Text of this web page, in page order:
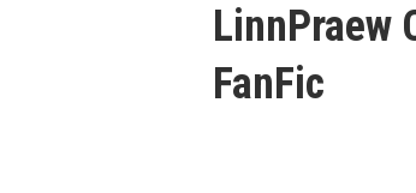
LinnPraew
FanFic